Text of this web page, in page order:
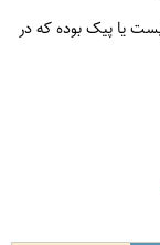
یا پیک بوده که در